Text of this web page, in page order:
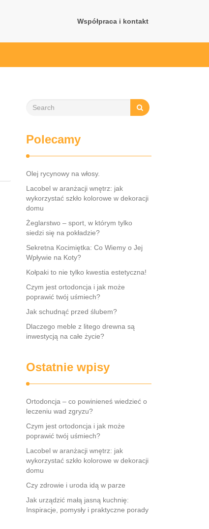
Współpraca i kontakt
Polecamy
Olej rycynowy na włosy.
Lacobel w aranżacji wnętrz: jak
wykorzystać szkło kolorowe w dekoracji
domu
Żeglarstwo – sport, w którym tylko
siedzi się na pokładzie?
Sekretna Kocimiętka: Co Wiemy o Jej
Wpływie na Koty?
Kołpaki to nie tylko kwestia estetyczna!
Czym jest ortodoncja i jak może
poprawić twój uśmiech?
Jak schudnąć przed ślubem?
Dlaczego meble z litego drewna są
inwestycją na całe życie?
Ostatnie wpisy
Ortodoncja – co powinieneś wiedzieć o
leczeniu wad zgryzu?
Czym jest ortodoncja i jak może
poprawić twój uśmiech?
Lacobel w aranżacji wnętrz: jak
wykorzystać szkło kolorowe w dekoracji
domu
Czy zdrowie i uroda idą w parze
Jak urządzić małą jasną kuchnię:
Inspiracje, pomysły i praktyczne porady